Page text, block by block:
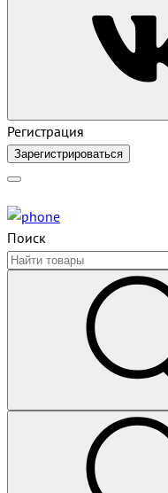
Регистрация
Зарегистрироваться
Поиск